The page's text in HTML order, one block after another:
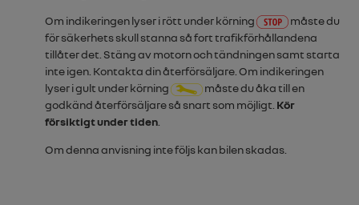
Om indikeringen lyser i rött under körning
måste du
för säkerhets skull stanna så fort trafikförhållandena
tillåter det. Stäng av motorn och tändningen samt starta
inte igen. Kontakta din återförsäljare. Om indikeringen
lyser i gult under körning
måste du åka till en
godkänd återförsäljare så snart som möjligt. Kör
försiktigt under tiden
Om denna anvisning inte följs kan bilen skadas.